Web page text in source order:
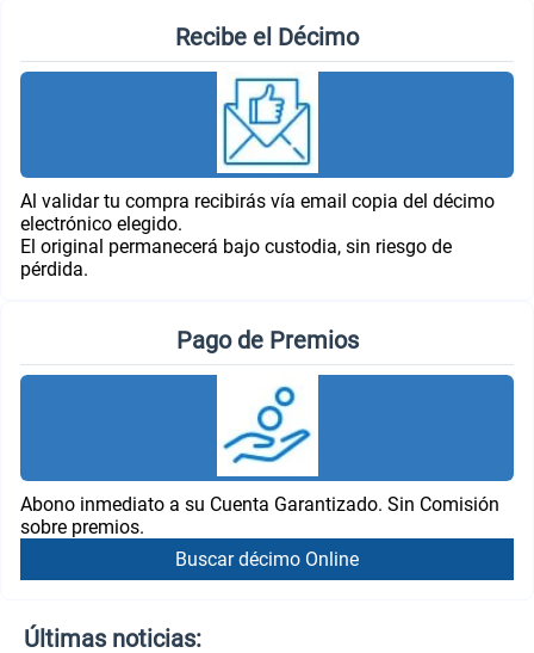
Recibe el Décimo
Al validar tu compra recibirás vía email copia del décimo
electrónico elegido.
El original permanecerá bajo custodia, sin riesgo de
pérdida.
Pago de Premios
Abono inmediato a su Cuenta Garantizado. Sin Comisión
sobre premios.
Buscar décimo Online
Últimas noticias: